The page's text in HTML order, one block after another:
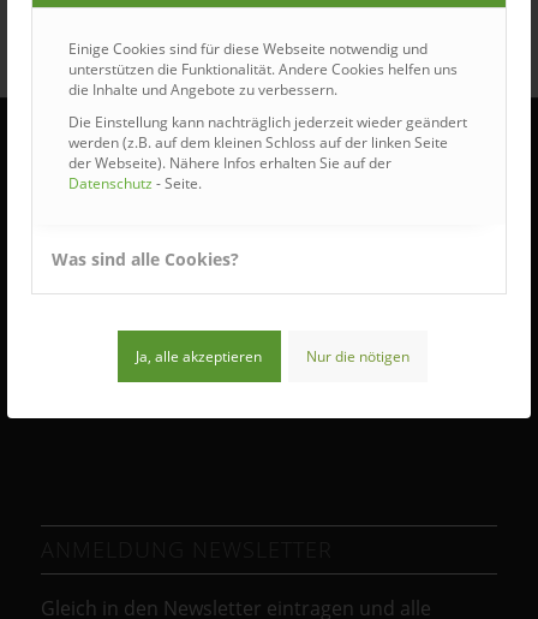
Einige Cookies sind für diese Webseite notwendig und
unterstützen die Funktionalität. Andere Cookies helfen uns
die Inhalte und Angebote zu verbessern.
Die Einstellung kann nachträglich jederzeit wieder geändert
werden (z.B. auf dem kleinen Schloss auf der linken Seite
der Webseite). Nähere Infos erhalten Sie auf der
Datenschutz - Seite.
Was sind alle Cookies?
Ja, alle akzeptieren Nur die nötigen
ÖFFNUNGSZEITEN
Wir haben für Sie geöffnet:
7:30 – 12:00 Uhr
Gleich in den Newsletter eintragen und alle